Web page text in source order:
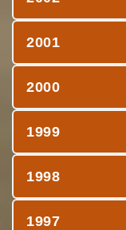
2001
2000
1999
1998
1997